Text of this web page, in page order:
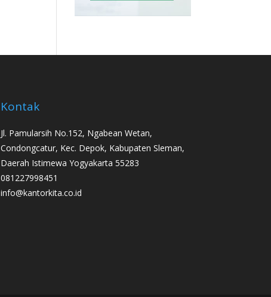
Kontak
Jl. Pamularsih No.152, Ngabean Wetan,
Condongcatur, Kec. Depok, Kabupaten Sleman,
Daerah Istimewa Yogyakarta 55283
081227998451
info@kantorkita.co.id